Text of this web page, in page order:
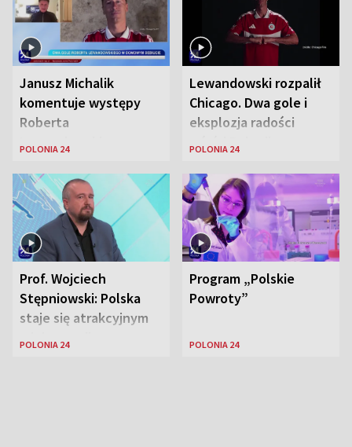
Janusz Michalik
komentuje występy
Roberta
Lewandowskiego w
Zjednoczonych
POLONIA 24
Lewandowski rozpalił
Chicago. Dwa gole i
eksplozja radości
wśród Polonii
POLONIA 24
Prof. Wojciech
Stępniowski: Polska
staje się atrakcyjnym
miejscem dla
POLONIA 24
Program „Polskie
Powroty”
POLONIA 24